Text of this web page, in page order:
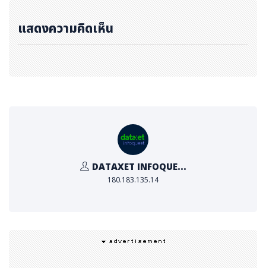
Published : PR News Thailand
แสดงความคิดเห็น
DATAXET INFOQUE...
180.183.135.14